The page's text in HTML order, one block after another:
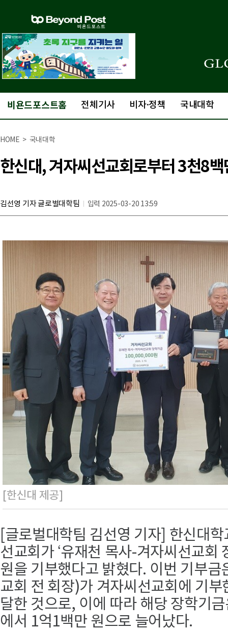
비욘드포스트홈 전체기사 비자·정책 국내대학
HOME > 국내대학
한신대, 겨자씨선교회로부터 3천8
김선영 기자 글로벌대학팀 입력 2025-03-20 13:59
[한신대 제공]
[글로벌대학팀 김선영 기자] 한신대
선교회가 ‘유재천 목사-겨자씨선교회
원을 기부했다고 밝혔다. 이번 기부
교회 전 회장)가 겨자씨선교회에 기
달한 것으로, 이에 따라 해당 장학기
에서 1억1백만 원으로 늘어났다.